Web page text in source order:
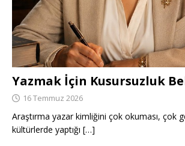
Yazmak İçin Kusursuzluk
16 Temmuz 2026
Araştırma yazar kimliğini çok okuması, çok
kültürlerde yaptığı […]